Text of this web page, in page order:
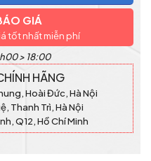
GIÁ
tốt nhất miễn phí
> 18:00
HÃNG
Hoài Đức, Hà Nội
Thanh Trì, Hà Nội
Q12, Hồ Chí Minh